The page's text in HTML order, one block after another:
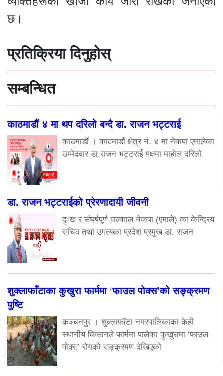
छ।
प्रतिक्रिया दिनुहोस्
सम्बन्धित
काठमाडौं ४ मा थप दरिलो बन्दै डा. राजन भट्टराई
काठमाडौं । काठमाडौं क्षेत्र नं. ४ मा नेकपा एमालेका
उम्मेदवार डा.राजन भट्टराई पक्षमा माहोल दरिलो
डा. राजन भट्टराईको प्रेरणादायी जीवनी
दुःख र संघर्षपूर्ण बाल्काल नेकपा (एमाले) का केन्द्रिय
सचिव तथा उपत्यका प्रदेश प्रमुख डा. राजन
शुक्लाफाँटाका कुखुरा फार्ममा ‘फाउल पोक्स’को सङ्क्रमण
पुष्टि
कञ्चनपुर । शुक्लाफाँटा नगरपालिकाका केही
स्थानीय किसानले फार्ममा पालेका कुखुरामा ‘फाउल
पोक्स’ रोगको सङ्क्रमण देखिएको